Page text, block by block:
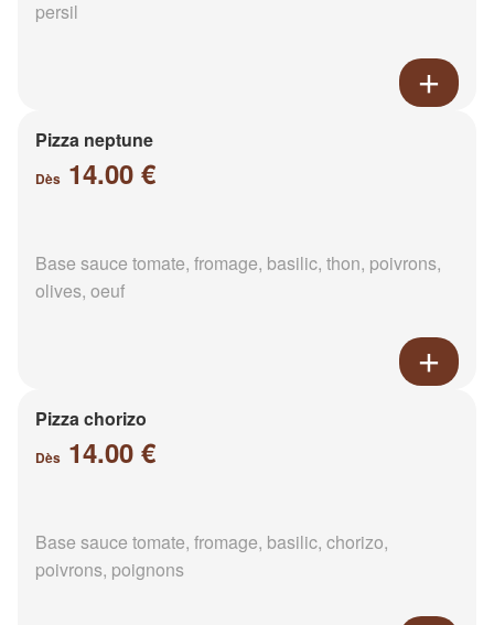
persil
Pizza neptune
Dès 14.00 €
Base sauce tomate, fromage, basilic, thon, poivrons,
olives, oeuf
Pizza chorizo
Dès 14.00 €
Base sauce tomate, fromage, basilic, chorizo,
poivrons, poignons